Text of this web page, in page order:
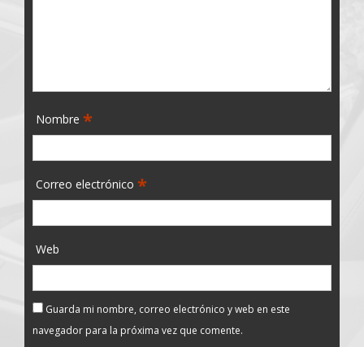
Nombre *
Correo electrónico *
Web
Guarda mi nombre, correo electrónico y web en este
navegador para la próxima vez que comente.